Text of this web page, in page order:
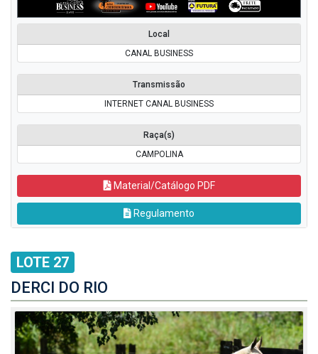
Local
CANAL BUSINESS
Transmissão
INTERNET CANAL BUSINESS
Raça(s)
CAMPOLINA
Material/Catálogo PDF
Regulamento
LOTE 27
DERCI DO RIO